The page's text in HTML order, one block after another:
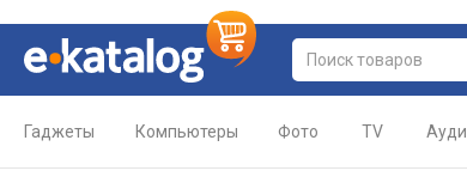
Гаджеты Компьютеры Фото TV